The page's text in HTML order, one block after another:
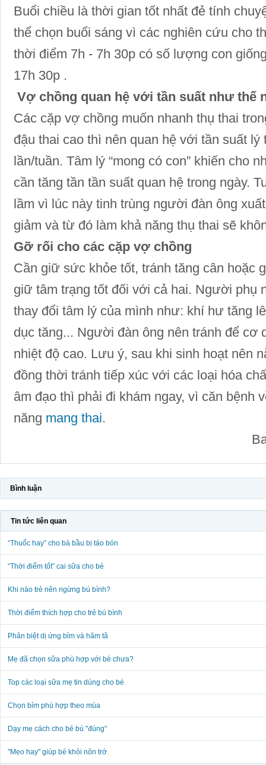
Buổi chiều là thời gian tốt nhất đẻ tính
thể chọn buổi sáng vì các nghiên cứu cho
thời điểm 7h - 7h 30p có số lượng con
17h 30p .
Vợ chồng quan hệ với tần suất như thế
Các cặp vợ chồng muốn nhanh thụ thai
đậu thai cao thì nên quan hệ với tần suất
lần/tuần. Tâm lý “mong có con” khiến cho
cần tăng tần tần suất quan hệ trong ngày.
lầm vì lúc này tinh trùng người đàn ông
giảm và từ đó làm khả năng thụ thai sẽ
Gỡ rối cho các cặp vợ chồng
Cần giữ sức khỏe tốt, tránh tăng cân hoặc
giữ tâm trạng tốt đối với cả hai. Người phụ
thay đổi tâm lý của mình như: khí hư tăng
dục tăng... Người đàn ông nên tránh để cơ
nhiệt độ cao. Lưu ý, sau khi sinh hoạt nên
đồng thời tránh tiếp xúc với các loại hóa
âm đạo thì phải đi khám ngay, vì căn bệnh
năng mang thai.
Bình luận
Tin tức liên quan
“Thuốc hay” cho bà bầu bị táo bón
“Thời điểm tốt” cai sữa cho bé
Khi nào trẻ nên ngừng bú bình?
Thời điểm thích hợp cho trẻ bú bình
Phân biệt dị ứng bỉm và hăm tã
Mẹ đã chọn sữa phù hợp với bé chưa?
Top các loại sữa mẹ tin dùng cho bé
Chọn bỉm phù hợp theo mùa
Dạy mẹ cách cho bé bú "đúng"
"Mẹo hay" giúp bé khỏi nôn trớ